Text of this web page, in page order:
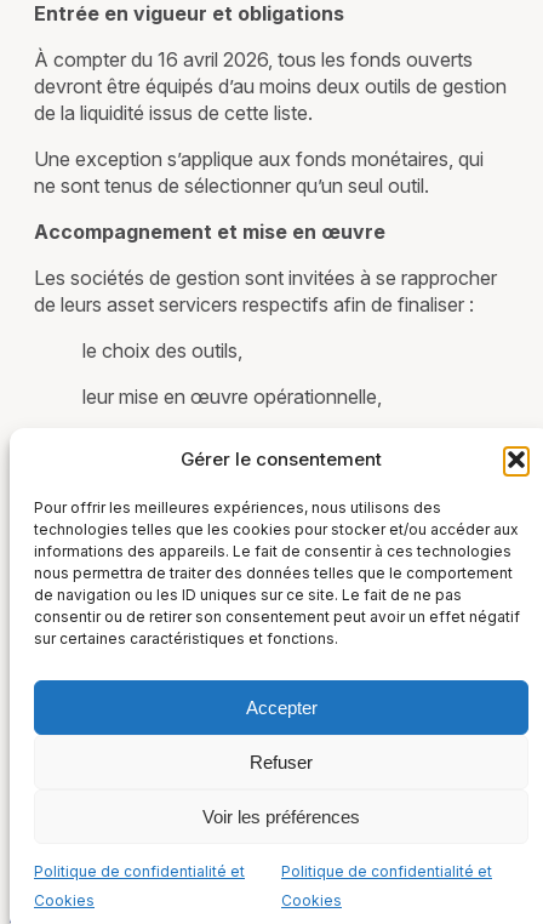
Gérer le consentement
Pour offrir les meilleures expériences, nous utilisons des
technologies telles que les cookies pour stocker et/ou accéder aux
informations des appareils. Le fait de consentir à ces technologies
nous permettra de traiter des données telles que le comportement
de navigation ou les ID uniques sur ce site. Le fait de ne pas
consentir ou de retirer son consentement peut avoir un effet négatif
sur certaines caractéristiques et fonctions.
Accepter
Refuser
Voir les préférences
Politique de confidentialité et
Cookies
Politique de confidentialité et
Cookies
Entrée en vigueur et obligations
À compter du 16 avril 2026, tous les fonds ouverts
devront être équipés d’au moins deux outils de gestion
de la liquidité issus de cette liste.
Une exception s’applique aux fonds monétaires, qui
ne sont tenus de sélectionner qu’un seul outil.
Accompagnement et mise en œuvre
Les sociétés de gestion sont invitées à se rapprocher
de leurs asset servicers respectifs afin de finaliser :
le choix des outils,
leur mise en œuvre opérationnelle,
d’activation et de désactivation.
+33 (0) 1 48 00 52 01